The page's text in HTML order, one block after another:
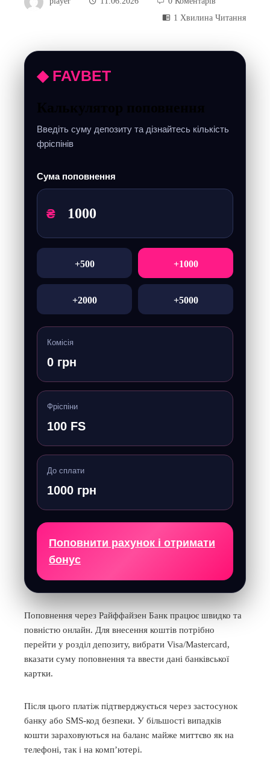
1 Хвилина Читання
◆ FAVBET
Введіть суму депозиту та дізнайтесь кількість
фріспінів
Сума поповнення
₴
+500 +1000
+2000 +5000
Комісія
0 грн
Фріспіни
100 FS
До сплати
1000 грн
Поповнити рахунок і отримати
бонус
Поповнення через Райффайзен Банк працює швидко та
повністю онлайн. Для внесення коштів потрібно
перейти у розділ депозиту, вибрати Visa/Mastercard,
вказати суму поповнення та ввести дані банківської
картки.
Після цього платіж підтверджується через застосунок
банку або SMS-код безпеки. У більшості випадків
кошти зараховуються на баланс майже миттєво як на
телефоні, так і на комп’ютері.